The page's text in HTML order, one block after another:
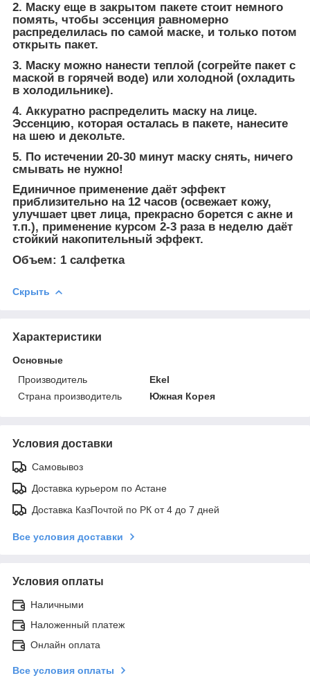
2. Маску еще в закрытом пакете стоит немного
помять, чтобы эссенция равномерно
распределилась по самой маске, и только потом
открыть пакет.
3. Маску можно нанести теплой (согрейте пакет с
маской в горячей воде) или холодной (охладить
в холодильнике).
4. Аккуратно распределить маску на лице.
Эссенцию, которая осталась в пакете, нанесите
на шею и декольте.
5. По истечении 20-30 минут маску снять, ничего
смывать не нужно!
Единичное применение даёт эффект
приблизительно на 12 часов (освежает кожу,
улучшает цвет лица, прекрасно борется с акне и
т.п.), применение курсом 2-3 раза в неделю даёт
стойкий накопительный эффект.
Объем: 1 салфетка
Скрыть
Характеристики
Основные
Производитель
Ekel
Страна производитель
Южная Корея
Условия доставки
Самовывоз
Доставка курьером по Астане
Доставка КазПочтой по РК от 4 до 7 дней
Все условия доставки
Условия оплаты
Наличными
Наложенный платеж
Онлайн оплата
Все условия оплаты